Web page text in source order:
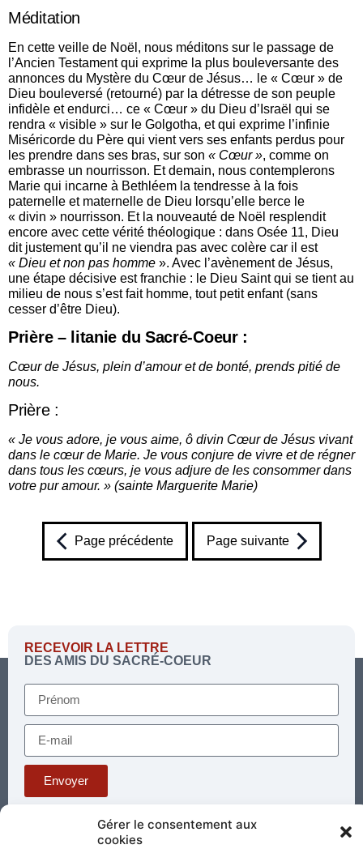
Gérer le consentement aux
cookies
Méditation
En cette veille de Noël, nous méditons sur le passage de
l’Ancien Testament qui exprime la plus bouleversante des
annonces du Mystère du Cœur de Jésus… le « Cœur » de
Dieu bouleversé (retourné) par la détresse de son peuple
infidèle et endurci… ce « Cœur » du Dieu d’Israël qui se
rendra « visible » sur le Golgotha, et qui exprime l’infinie
Miséricorde du Père qui vient vers ses enfants perdus pour
les prendre dans ses bras, sur son « Cœur », comme on
embrasse un nourrisson. Et demain, nous contemplerons
Marie qui incarne à Bethléem la tendresse à la fois
paternelle et maternelle de Dieu lorsqu’elle berce le
« divin » nourrisson. Et la nouveauté de Noël resplendit
encore avec cette vérité théologique : dans Osée 11, Dieu
dit justement qu’il ne viendra pas avec colère car il est
« Dieu et non pas homme ». Avec l’avènement de Jésus,
une étape décisive est franchie : le Dieu Saint qui se tient au
milieu de nous s’est fait homme, tout petit enfant (sans
cesser d’être Dieu).
Prière – litanie du Sacré-Coeur :
Cœur de Jésus, plein d’amour et de bonté, prends pitié de
nous.
Prière :
« Je vous adore, je vous aime, ô divin Cœur de Jésus vivant
dans le cœur de Marie. Je vous conjure de vivre et de régner
dans tous les cœurs, je vous adjure de les consommer dans
votre pur amour. » (sainte Marguerite Marie)
Page précédente Page suivante
RECEVOIR LA LETTRE
DES AMIS DU SACRÉ-COEUR
Envoyer
Téléphone : 03 85 81 56 00